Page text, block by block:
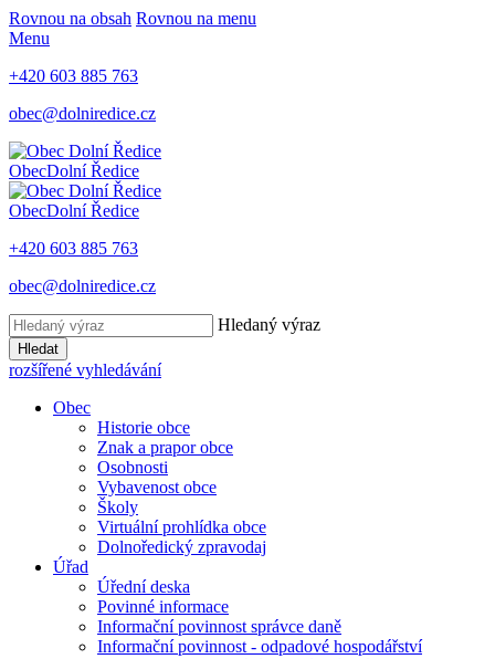
Rovnou na obsah Rovnou na menu
Menu
+420 603 885 763
obec@dolniredice.cz
ObecDolní Ředice
ObecDolní Ředice
+420 603 885 763
obec@dolniredice.cz
Hledaný výraz
Hledat
rozšířené vyhledávání
Obec
Historie obce
Znak a prapor obce
Osobnosti
Vybavenost obce
Školy
Virtuální prohlídka obce
Dolnoředický zpravodaj
Úřad
Úřední deska
Povinné informace
Informační povinnost správce daně
Informační povinnost - odpadové hospodářství